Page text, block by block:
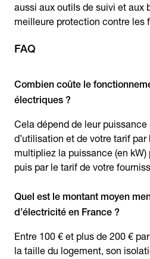
aussi aux outils de suivi et aux
meilleure protection contre les
FAQ
Combien coûte le
électriques ?
Cela dépend de leur puissance
d’utilisation et de votre tarif par
multipliez la puissance (en kW)
puis par le tarif de votre
Quel est le montant moyen
d’électricité en France ?
Entre 100 € et plus de 200 €
la taille du logement, son